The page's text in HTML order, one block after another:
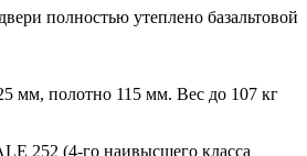
полностью утеплено базальтовой
мм, полотно 115 мм. Вес до 107 кг
252 (4-го наивысшего класса